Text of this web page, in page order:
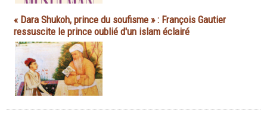
« Dara Shukoh, prince du soufisme » : François Gautier
ressuscite le prince oublié d'un islam éclairé